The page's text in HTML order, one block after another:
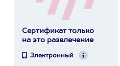
Сертификат только
на это развлечение
Электронный